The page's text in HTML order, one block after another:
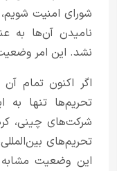
شورای امنیت
نامیدن آن‌ها به
نشد. این امر وضعیت
اگر اکنون تمام
تحریم‌ها تنها به
شرکت‌های چینی،
تحریم‌های
این وضعیت